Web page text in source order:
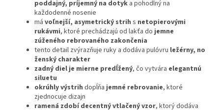
poddajný, príjemný na dotyk a pohodlný na
každodenné nosenie
má voľnejší, asymetrický strih s netopierovými
rukávmi, ktoré prechádzajú od lakťa dojemne
zúženého rebrovaného zakončenia
tento detail zvýrazňuje ruky a dodáva pulóvru ležérny, no
ženský charakter
zadný diel je mierne predĺžený, čo vytvára elegantnú
siluetu
okrúhly výstrih dopĺňajemné rebrovanie, ktoré
zjednocuje dizajn
ramená zdobí decentný vtlačený vzor, ktorý dodáva